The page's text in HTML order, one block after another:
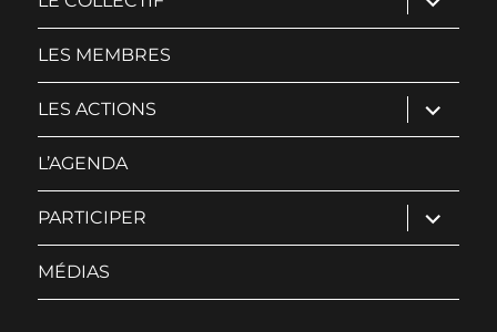
le
sous-
LES MEMBRES
LES ACTIONS ouvrir
le
sous-
L’AGENDA
PARTICIPER ouvrir
le
sous-
MÉDIAS